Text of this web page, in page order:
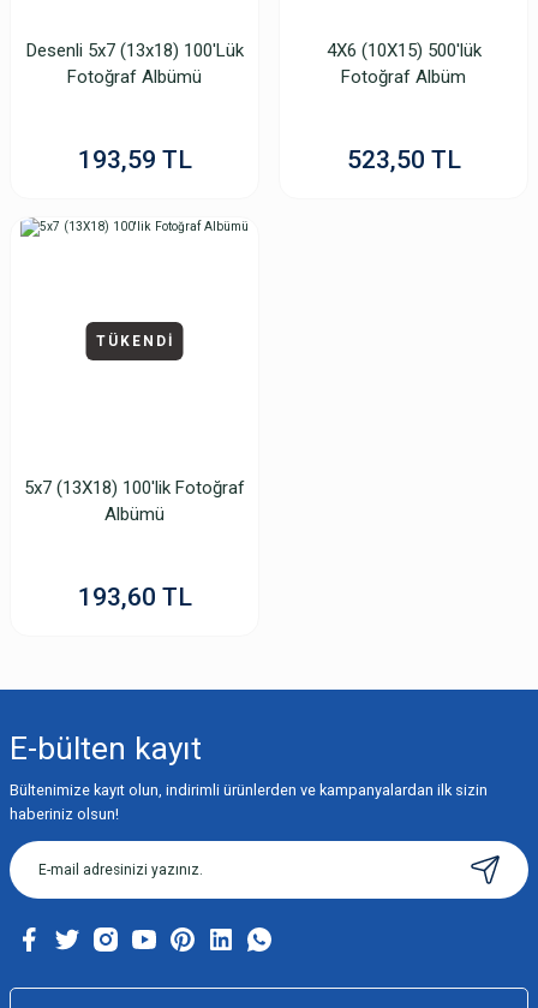
Desenli 5x7 (13x18) 100'Lük
Fotoğraf Albümü
193,59 TL
4X6 (10X15) 500'lük
Fotoğraf Albüm
523,50 TL
TÜKENDİ
5x7 (13X18) 100'lik Fotoğraf
Albümü
193,60 TL
E-bülten kayıt
Bültenimize kayıt olun, indirimli ürünlerden ve kampanyalardan ilk sizin
haberiniz olsun!